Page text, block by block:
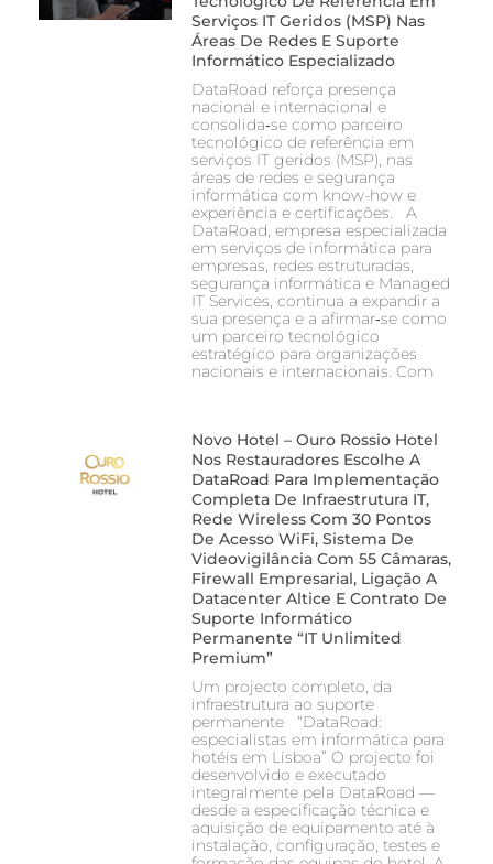
Serviços IT Geridos (MSP) Nas
Áreas De Redes E Suporte
Informático Especializado
DataRoad reforça presença
nacional e internacional e
consolida‑se como parceiro
tecnológico de referência em
serviços IT geridos (MSP), nas
áreas de redes e segurança
informática com know-how e
experiência e certificações. A
DataRoad, empresa especializada
em serviços de informática para
empresas, redes estruturadas,
segurança informática e Managed
IT Services, continua a expandir a
sua presença e a afirmar‑se como
um parceiro tecnológico
estratégico para organizações
nacionais e internacionais. Com
Novo Hotel – Ouro Rossio Hotel
Nos Restauradores Escolhe A
DataRoad Para Implementação
Completa De Infraestrutura IT,
Rede Wireless Com 30 Pontos
De Acesso WiFi, Sistema De
Videovigilância Com 55 Câmaras,
Firewall Empresarial, Ligação A
Datacenter Altice E Contrato De
Suporte Informático
Permanente “IT Unlimited
Premium”
Um projecto completo, da
infraestrutura ao suporte
permanente “DataRoad:
especialistas em informática para
hotéis em Lisboa” O projecto foi
desenvolvido e executado
integralmente pela DataRoad —
desde a especificação técnica e
aquisição de equipamento até à
instalação, configuração, testes e